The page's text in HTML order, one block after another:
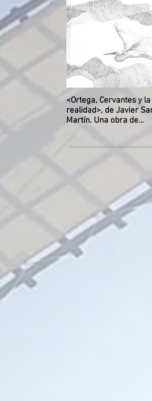
<Ortega, Cervantes y la
realidad>, de Javier
Martín. Una obra de